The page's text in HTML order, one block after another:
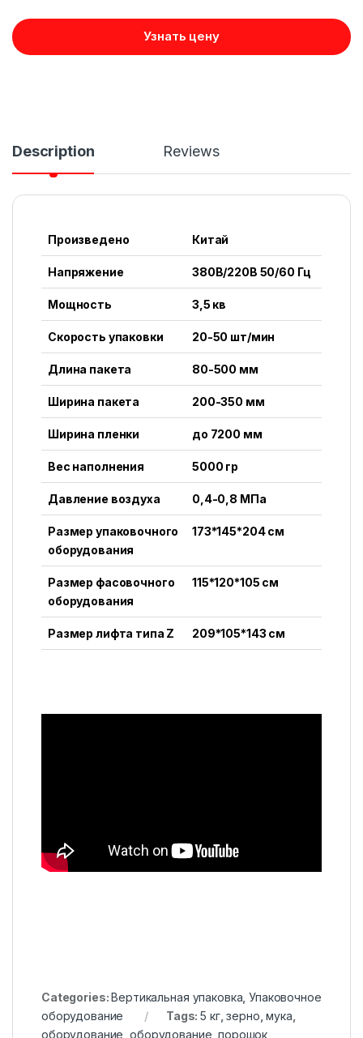
Узнать цену
Description Reviews
Произведено Китай
Напряжение 380В/220В 50/60 Гц
Мощность 3,5 кв
Скорость упаковки 20-50 шт/мин
Длина пакета 80-500 мм
Ширина пакета 200-350 мм
Ширина пленки до 7200 мм
Вес наполнения 5000 гр
Давление воздуха 0,4-0,8 МПа
Размер упаковочного
оборудования
173*145*204 см
Размер фасовочного
оборудования
115*120*105 см
Размер лифта типа Z 209*105*143 см
Categories:Вертикальная упаковка ,Упаковочное
оборудование
Tags:5 кг,зерно ,мука
оборудование ,оборудование ,порошок